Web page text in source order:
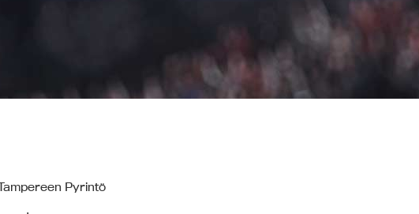
Pyrintö